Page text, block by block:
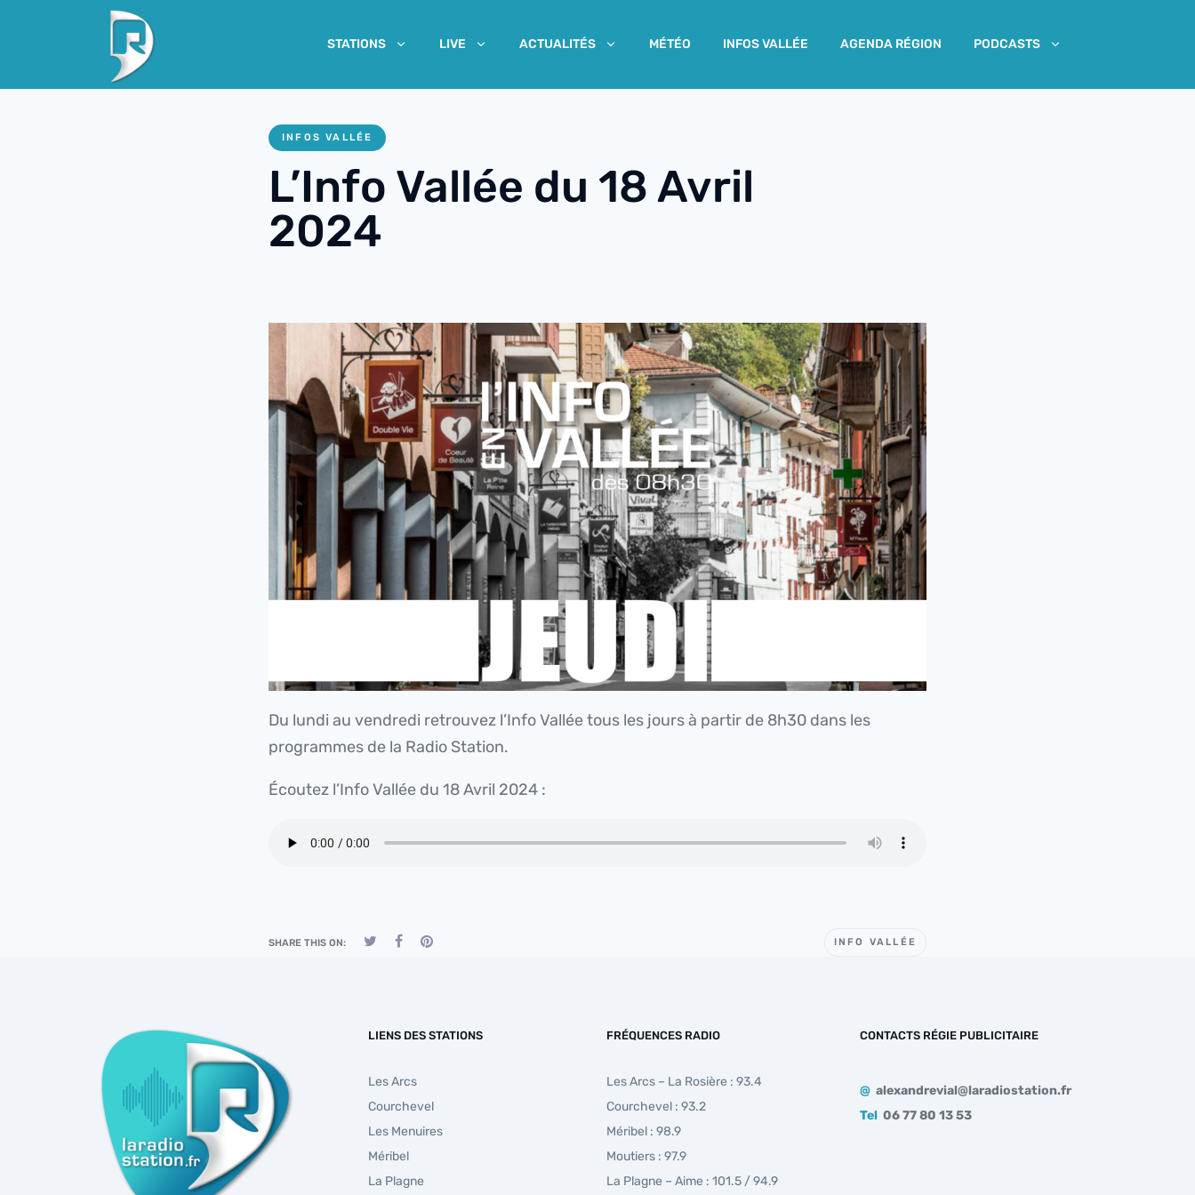
STATIONS LIVE ACTUALITÉS MÉTÉO INFOS VALLÉE AGENDA RÉGION PODCASTS
INFOS VALLÉE
L’Info Vallée du 18 Avril
2024
Du lundi au vendredi retrouvez l’Info Vallée tous les jours à partir de 8h30 dans les
programmes de la Radio Station.
Écoutez l’Info Vallée du 18 Avril 2024 :
SHARE THIS ON: INFO VALLÉE
LIENS DES STATIONS
Les Arcs
Courchevel
Les Menuires
Méribel
La Plagne
FRÉQUENCES RADIO
Les Arcs – La Rosière : 93.4
Courchevel : 93.2
Méribel : 98.9
Moutiers : 97.9
La Plagne – Aime : 101.5 / 94.9
CONTACTS RÉGIE PUBLICITAIRE
@ alexandrevial@laradiostation.fr
Tel 06 77 80 13 53